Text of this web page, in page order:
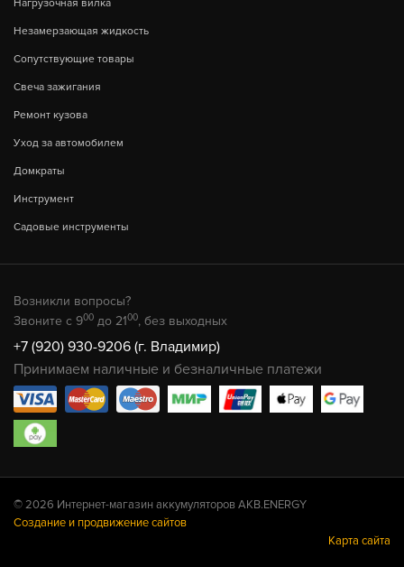
Нагрузочная вилка
Незамерзающая жидкость
Сопутствующие товары
Свеча зажигания
Ремонт кузова
Уход за автомобилем
Домкраты
Инструмент
Садовые инструменты
Возникли вопросы?
Звоните с 900 до 2100, без выходных
+7 (920) 930-9206 (г. Владимир)
Принимаем наличные и безналичные платежи
© 2026 Интернет-магазин аккумуляторов AKB.ENERGY
Создание и продвижение сайтов
Карта сайта